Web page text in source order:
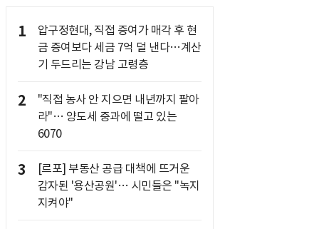
1
압구정현대, 직접 증여가 매각 후 현
금 증여보다 세금 7억 덜 낸다…계산
기 두드리는 강남 고령층
2
"직접 농사 안 지으면 내년까지 팔아
라"… 양도세 중과에 떨고 있는
6070
3
[르포] 부동산 공급 대책에 뜨거운
감자된 '용산공원'… 시민들은 "녹지
지켜야"